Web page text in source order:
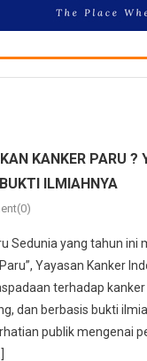
KANKER PARU ?
ILMIAHNYA
Sedunia yang tahun ini
Yayasan Kanker
terhadap
dan berbasis bukti
publik mengenai